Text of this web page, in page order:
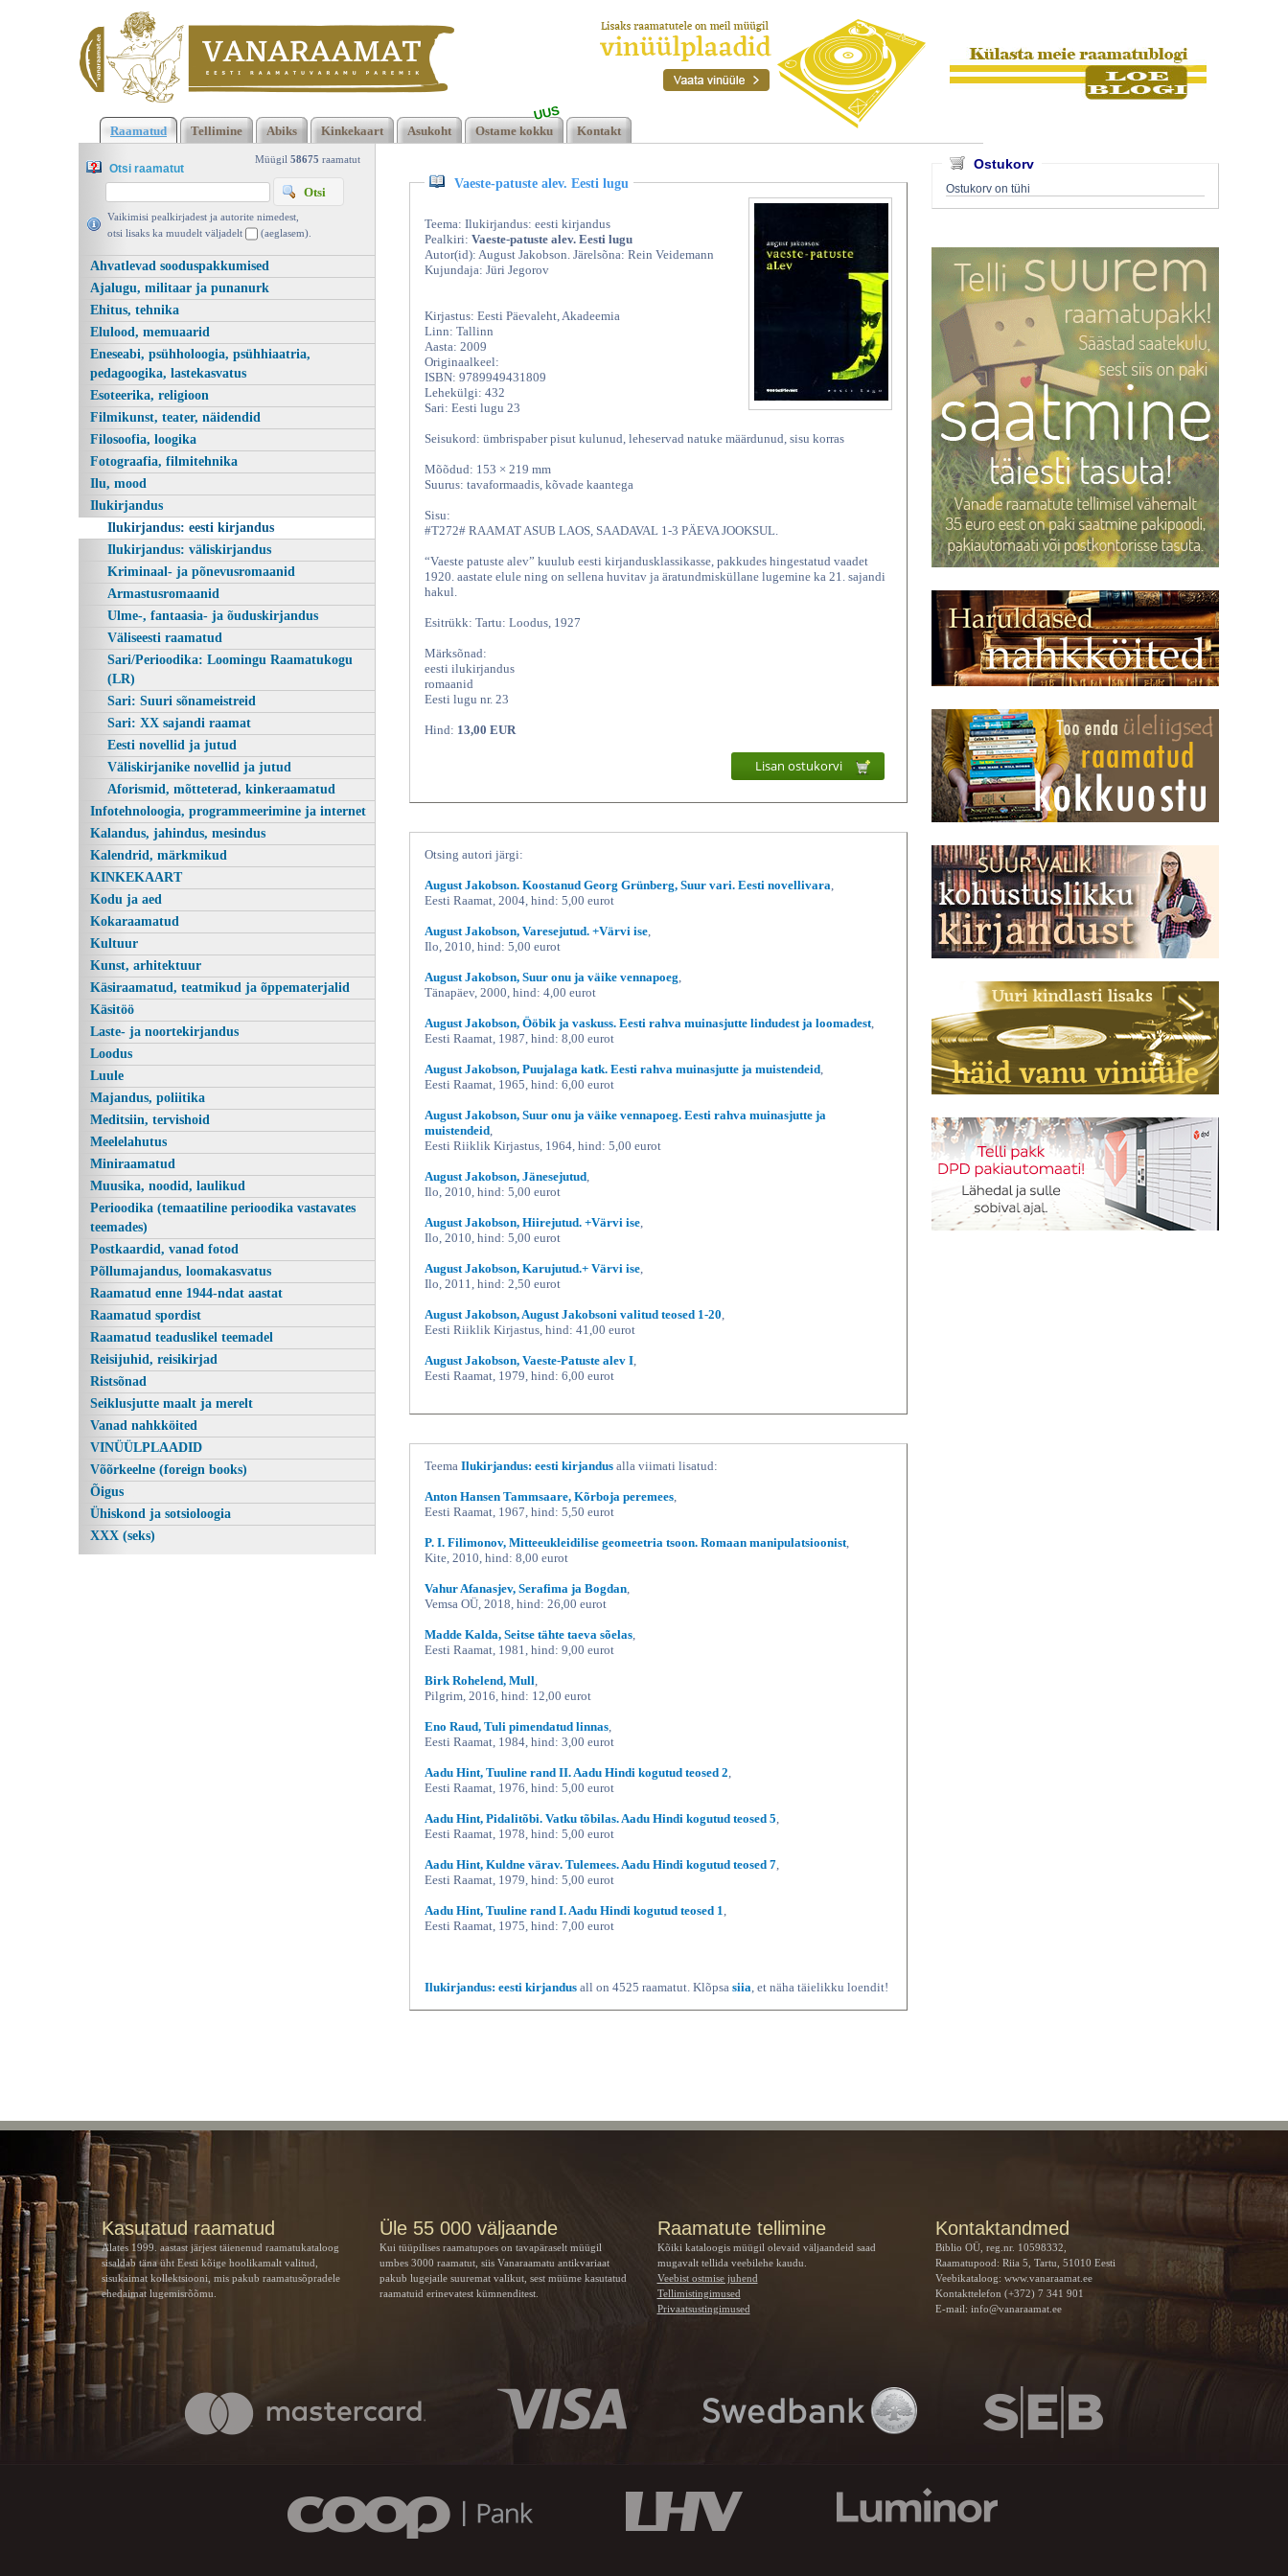
Vaeste-patuste alev Eesti lugu,
Klõpsa siia , et näha täielikku loendit!Vaeste-patuste alev. Eesti
lugu, Eesti Päevaleht, Akadeemia 2009 | vanaraamat. ee
Raamatud Tellimine Abiks Kinkekaart Asukoht Ostame kokku
UUS
Kontakt
Müügil 58675 raamatut
Otsi raamatut
Vaikimisi pealkirjadest ja autorite nimedest,
otsi lisaks ka muudelt väljadelt
(aeglasem).
Ahvatlevad sooduspakkumised
Ajalugu, militaar ja punanurk
Ehitus, tehnika
Elulood, memuaarid
Eneseabi, psühholoogia, psühhiaatria,
pedagoogika, lastekasvatus
Esoteerika, religioon
Filmikunst, teater, näidendid
Filosoofia, loogika
Fotograafia, filmitehnika
Ilu, mood
Ilukirjandus
Ilukirjandus: eesti kirjandus
Ilukirjandus: väliskirjandus
Kriminaal- ja põnevusromaanid
Armastusromaanid
Ulme-, fantaasia- ja õuduskirjandus
Väliseesti raamatud
Sari/Perioodika: Loomingu Raamatukogu
(LR)
Sari: Suuri sõnameistreid
Sari: XX sajandi raamat
Eesti novellid ja jutud
Väliskirjanike novellid ja jutud
Aforismid, mõtteterad, kinkeraamatud
Infotehnoloogia, programmeerimine ja internet
Kalandus, jahindus, mesindus
Kalendrid, märkmikud
KINKEKAART
Kodu ja aed
Kokaraamatud
Kultuur
Kunst, arhitektuur
Käsiraamatud, teatmikud ja õppematerjalid
Käsitöö
Laste- ja noortekirjandus
Loodus
Luule
Majandus, poliitika
Meditsiin, tervishoid
Meelelahutus
Miniraamatud
Muusika, noodid, laulikud
Perioodika (temaatiline perioodika vastavates
teemades)
Postkaardid, vanad fotod
Põllumajandus, loomakasvatus
Raamatud enne 1944-ndat aastat
Raamatud spordist
Raamatud teaduslikel teemadel
Reisijuhid, reisikirjad
Ristsõnad
Seiklusjutte maalt ja merelt
Vanad nahkköited
VINÜÜLPLAADID
Võõrkeelne (foreign books)
Õigus
Ühiskond ja sotsioloogia
XXX (seks)
Ostukorv
Ostukorv on tühi
Vaeste-patuste alev. Eesti lugu
Teema: Ilukirjandus: eesti kirjandus
Pealkiri: Vaeste-patuste alev. Eesti lugu
Autor(id): August Jakobson. Järelsõna: Rein Veidemann
Kujundaja: Jüri Jegorov
Kirjastus: Eesti Päevaleht, Akadeemia
Linn: Tallinn
Aasta: 2009
Originaalkeel:
ISBN: 9789949431809
Lehekülgi: 432
Sari: Eesti lugu 23
Seisukord: ümbrispaber pisut kulunud, leheservad natuke määrdunud, sisu korras
Mõõdud: 153 × 219 mm
Suurus: tavaformaadis, kõvade kaantega
Sisu:
#T272# RAAMAT ASUB LAOS, SAADAVAL 1-3 PÄEVA JOOKSUL.
“Vaeste patuste alev” kuulub eesti kirjandusklassikasse, pakkudes hingestatud vaadet
1920. aastate elule ning on sellena huvitav ja äratundmisküllane lugemine ka 21. sajandi
hakul.
Esitrükk: Tartu: Loodus, 1927
Märksõnad:
eesti ilukirjandus
romaanid
Eesti lugu nr. 23
Hind: 13,00 EUR
Lisan ostukorvi
Otsing autori järgi:
August Jakobson. Koostanud Georg Grünberg, Suur vari. Eesti novellivara
Eesti Raamat, 2004, hind: 5,00 eurot
August Jakobson, Varesejutud. +Värvi ise
Ilo, 2010, hind: 5,00 eurot
August Jakobson, Suur onu ja väike vennapoeg
Tänapäev, 2000, hind: 4,00 eurot
August Jakobson, Ööbik ja vaskuss. Eesti rahva muinasjutte lindudest ja loomadest
Eesti Raamat, 1987, hind: 8,00 eurot
August Jakobson, Puujalaga katk. Eesti rahva muinasjutte ja muistendeid
Eesti Raamat, 1965, hind: 6,00 eurot
August Jakobson, Suur onu ja väike vennapoeg. Eesti rahva muinasjutte ja
muistendeid
Eesti Riiklik Kirjastus, 1964, hind: 5,00 eurot
August Jakobson, Jänesejutud
Ilo, 2010, hind: 5,00 eurot
August Jakobson, Hiirejutud. +Värvi ise
Ilo, 2010, hind: 5,00 eurot
August Jakobson, Karujutud.+ Värvi ise
Ilo, 2011, hind: 2,50 eurot
August Jakobson, August Jakobsoni valitud teosed 1-20
Eesti Riiklik Kirjastus, hind: 41,00 eurot
August Jakobson, Vaeste-Patuste alev I
Eesti Raamat, 1979, hind: 6,00 eurot
Teema Ilukirjandus: eesti kirjandus alla viimati lisatud:
Anton Hansen Tammsaare, Kõrboja peremees
Eesti Raamat, 1967, hind: 5,50 eurot
P. I. Filimonov, Mitteeukleidilise geomeetria tsoon. Romaan manipulatsioonist
Kite, 2010, hind: 8,00 eurot
Vahur Afanasjev, Serafima ja Bogdan
Vemsa OÜ, 2018, hind: 26,00 eurot
Madde Kalda, Seitse tähte taeva sõelas
Eesti Raamat, 1981, hind: 9,00 eurot
Birk Rohelend, Mull
Pilgrim, 2016, hind: 12,00 eurot
Eno Raud, Tuli pimendatud linnas
Eesti Raamat, 1984, hind: 3,00 eurot
Aadu Hint, Tuuline rand II. Aadu Hindi kogutud teosed 2
Eesti Raamat, 1976, hind: 5,00 eurot
Aadu Hint, Pidalitõbi. Vatku tõbilas. Aadu Hindi kogutud teosed 5
Eesti Raamat, 1978, hind: 5,00 eurot
Aadu Hint, Kuldne värav. Tulemees. Aadu Hindi kogutud teosed 7
Eesti Raamat, 1979, hind: 5,00 eurot
Aadu Hint, Tuuline rand I. Aadu Hindi kogutud teosed 1
Eesti Raamat, 1975, hind: 7,00 eurot
Ilukirjandus: eesti kirjandus all on 4525 raamatut. Klõpsa siia , et näha täielikku loendit!
Kasutatud raamatud
Alates 1999. aastast järjest täienenud raamatukataloog
sisaldab täna üht Eesti kõige hoolikamalt valitud,
sisukaimat kollektsiooni, mis pakub raamatusõpradele
ehedaimat lugemisrõõmu.
Üle 55 000 väljaande
Kui tüüpilises raamatupoes on tavapäraselt müügil
umbes 3000 raamatut, siis Vanaraamatu antikvariaat
pakub lugejaile suuremat valikut, sest müüme kasutatud
raamatuid erinevatest kümnenditest.
Raamatute tellimine
Kõiki kataloogis müügil olevaid väljaandeid saad
mugavalt tellida veebilehe kaudu.
Veebist ostmise juhend
Tellimistingimused
Privaatsustingimused
Kontaktandmed
Biblio OÜ, reg.nr. 10598332,
Raamatupood: Riia 5, Tartu, 51010 Eesti
Veebikataloog: www.vanaraamat.ee
Kontakttelefon (+372) 7 341 901
E-mail: info@vanaraamat.ee